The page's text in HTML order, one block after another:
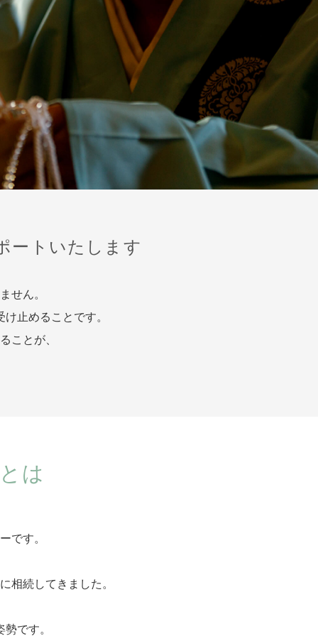
ートいたします
せん。
止めることです。
ことが、
は
です。
相続してきました。
です。